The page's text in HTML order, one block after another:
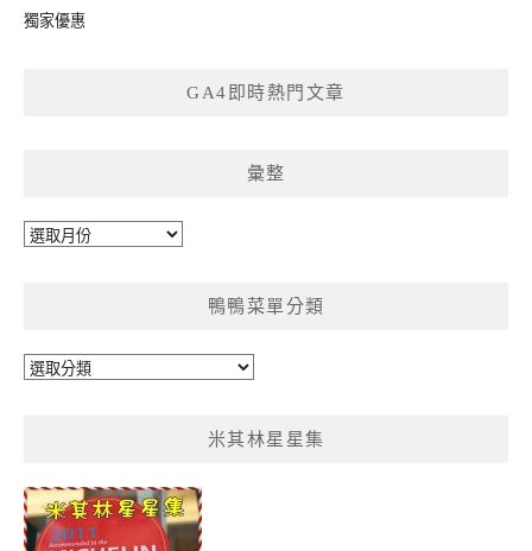
獨家優惠
GA4即時熱門文章
彙整
彙
鴨鴨菜單分類
鴨
類
米其林星星集